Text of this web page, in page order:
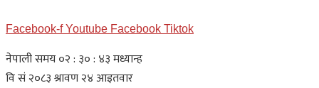
Facebook-f Youtube Facebook Tiktok